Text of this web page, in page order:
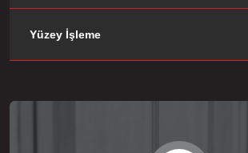
Yüzey İşleme